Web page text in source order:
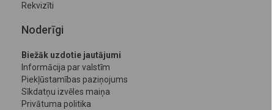
Rekvizīti
Noderīgi
Biežāk uzdotie jautājumi
Informācija par valstīm
Piekļūstamības paziņojums
Sīkdatņu izvēles maiņa
Privātuma politika